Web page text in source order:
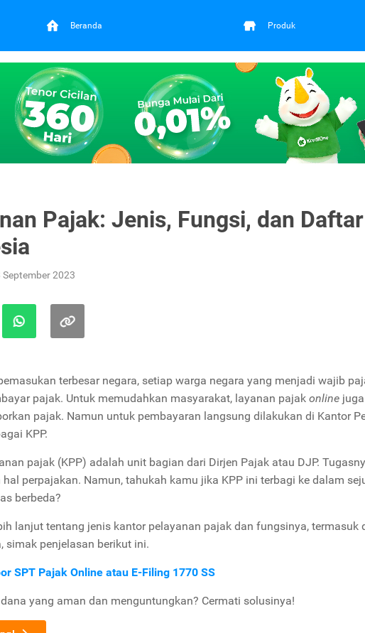
Beranda Produk
Pajak: Jenis, Fungsi, dan
September 2023
terbesar negara, setiap warga negara yang menjadi wajib
pajak. Untuk memudahkan masyarakat, layanan pajak online
pajak. Namun untuk pembayaran langsung dilakukan di Kantor
KPP.
pajak (KPP) adalah unit bagian dari Dirjen Pajak atau DJP.
perpajakan. Namun, tahukah kamu jika KPP ini terbagi ke dalam
berbeda?
lanjut tentang jenis kantor pelayanan pajak dan fungsinya, termasuk
simak penjelasan berikut ini.
SPT Pajak Online atau E-Filing 1770 SS
yang aman dan menguntungkan? Cermati solusinya!